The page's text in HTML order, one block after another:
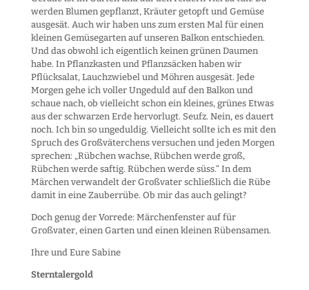
werden Blumen gepflanzt, Kräuter getopft und Gemüse
ausgesät. Auch wir haben uns zum ersten Mal für einen
kleinen Gemüsegarten auf unseren Balkon entschieden.
Und das obwohl ich eigentlich keinen grünen Daumen
habe. In Pflanzkasten und Pflanzsäcken haben wir
Pflücksalat, Lauchzwiebel und Möhren ausgesät. Jede
Morgen gehe ich voller Ungeduld auf den Balkon und
schaue nach, ob vielleicht schon ein kleines, grünes Etwas
aus der schwarzen Erde hervorlugt. Seufz. Nein, es dauert
noch. Ich bin so ungeduldig. Vielleicht sollte ich es mit den
Spruch des Großväterchens versuchen und jeden Morgen
sprechen: „Rübchen wachse, Rübchen werde groß,
Rübchen werde saftig. Rübchen werde süss.“ In dem
Märchen verwandelt der Großvater schließlich die Rübe
damit in eine Zauberrübe. Ob mir das auch gelingt?
Doch genug der Vorrede: Märchenfenster auf für
Großvater, einen Garten und einen kleinen Rübensamen.
Ihre und Eure Sabine
Sterntalergold